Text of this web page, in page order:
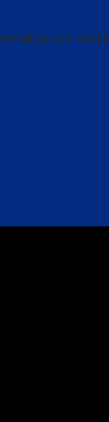
un